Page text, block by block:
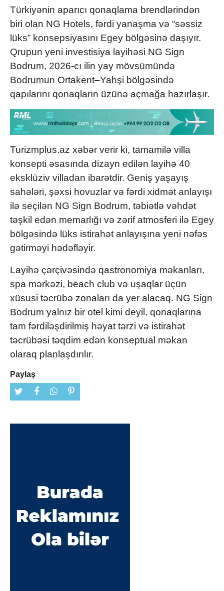
Türkiyənin aparıcı qonaqlama brendlərindən
biri olan NG Hotels, fərdi yanaşma və “səssiz
lüks” konsepsiyasını Egey bölgəsinə daşıyır.
Qrupun yeni investisiya layihəsi NG Sign
Bodrum, 2026-cı ilin yay mövsümündə
Bodrumun Ortakent–Yahşi bölgəsində
qapılarını qonaqların üzünə açmağa hazırlaşır.
Turizmplus.az xəbər verir ki, tamamilə villa
konsepti əsasında dizayn edilən layihə 40
eksklüziv villadan ibarətdir. Geniş yaşayış
sahələri, şəxsi hovuzlar və fərdi xidmət anlayışı
ilə seçilən NG Sign Bodrum, təbiətlə vəhdət
təşkil edən memarlığı və zərif atmosferi ilə Egey
bölgəsində lüks istirahət anlayışına yeni nəfəs
gətirməyi hədəfləyir.
Layihə çərçivəsində qastronomiya məkanları,
spa mərkəzi, beach club və uşaqlar üçün
xüsusi təcrübə zonaları da yer alacaq. NG Sign
Bodrum yalnız bir otel kimi deyil, qonaqlarına
tam fərdiləşdirilmiş həyat tərzi və istirahət
təcrübəsi təqdim edən konseptual məkan
olaraq planlaşdırılır.
Paylaş